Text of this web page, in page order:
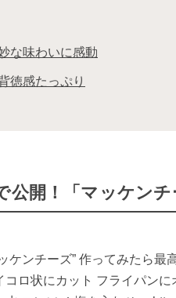
な味わいに感動
徳感たっぷり
公開！「マッケン
ケンチーズ” 作ってみたら最
ロ状にカット フライパン